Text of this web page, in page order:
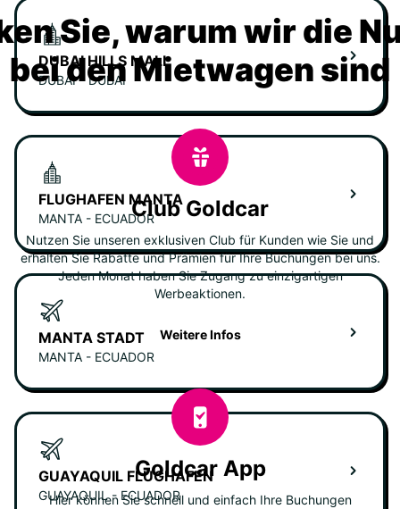
DUBAI HILLS MALL
DUBAI - DUBAI
FLUGHAFEN MANTA
MANTA - ECUADOR
MANTA STADT
MANTA - ECUADOR
GUAYAQUIL FLUGHAFEN
GUAYAQUIL - ECUADOR
Sie, warum wir die
bei den Mietwagen sind
Club Goldcar
Nutzen Sie unseren exklusiven Club für Kunden wie Sie und
erhalten Sie Rabatte und Prämien für Ihre Buchungen bei uns.
Jeden Monat haben Sie Zugang zu einzigartigen
Werbeaktionen.
Weitere Infos
Goldcar App
Hier können Sie schnell und einfach Ihre Buchungen